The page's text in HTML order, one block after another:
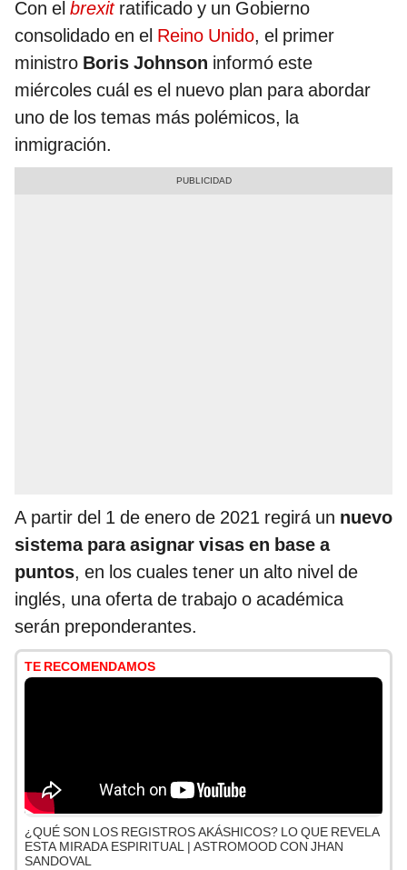
Con el brexitratificado y un Gobierno
consolidado en el Reino Unido, el primer
ministro Boris Johnson informó este
miércoles cuál es el nuevo plan para abordar
uno de los temas más polémicos, la
inmigración.
A partir del 1 de enero de 2021 regirá un nuevo
sistema para asignar visas en base a
puntos, en los cuales tener un alto nivel de
inglés, una oferta de trabajo o académica
serán preponderantes.
TE RECOMENDAMOS
¿QUÉ SON LOS REGISTROS AKÁSHICOS? LO QUE REVELA
ESTA MIRADA ESPIRITUAL | ASTROMOOD CON JHAN
SANDOVAL